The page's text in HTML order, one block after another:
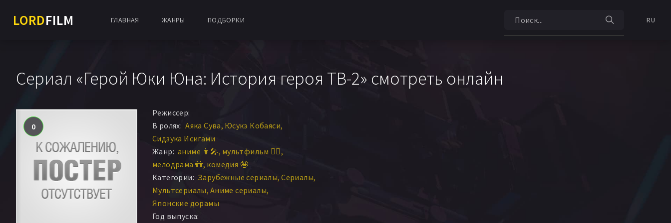
LORDFILM ГЛАВНАЯ ЖАНРЫ ПОДБОРКИ RU
Сериал «Герой Юки Юна: История героя ТВ-2» смотреть онлайн
0
Режиссер:
В ролях: Аяка Сува Юсукэ Кобаяси
Сидзука Исигами
Жанр: аниме 👩‍🎤 мультфильм 🧚‍♀️
мелодрама 👫 комедия 🤪
Категории: Зарубежные сериалы Сериалы
Мультсериалы Аниме сериалы
Японские дорамы
Год выпуска: